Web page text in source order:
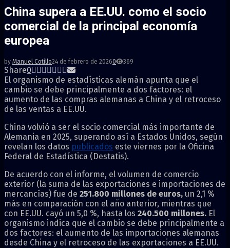
China supera a EE.UU. como el socio
comercial de la principal economía
europea
by Manuel Cotillo24 de febrero de 20260 369
Share0
El organismo de estadísticas alemán apunta que el
cambio se debe principalmente a dos factores: el
aumento de las compras alemanas a China y el retroceso
de las ventas a EE.UU.
China volvió a ser el socio comercial más importante de
Alemania en 2025, superando así a Estados Unidos, según
revelan los datos publicados este viernes por la Oficina
Federal de Estadística (Destatis).
De acuerdo con el informe, el volumen de comercio
exterior (la suma de las exportaciones e importaciones de
mercancías) fue de 251.800 millones de euros, un 2,1 %
más en comparación con el año anterior, mientras que
con EE.UU. cayó un 5,0 %, hasta los 240.500 millones. El
organismo indica que el cambio se debe principalmente a
dos factores: el aumento de las importaciones alemanas
desde China y el retroceso de las exportaciones a EE.UU.